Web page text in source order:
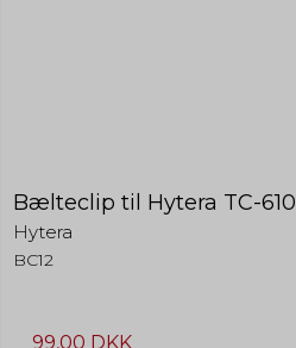
Bælteclip til Hytera TC-610
Hytera
BC12
99,00 DKK